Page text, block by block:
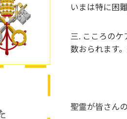
いまは特に困
三. こころの
数おられます
聖霊が皆さん